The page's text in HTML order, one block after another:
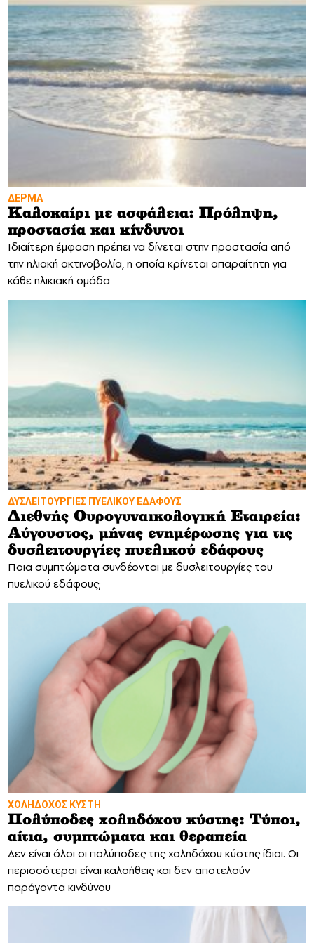
ΔΕΡΜΑ
Καλοκαίρι με ασφάλεια: Πρόληψη,
προστασία και κίνδυνοι
Ιδιαίτερη έμφαση πρέπει να δίνεται στην προστασία από
την ηλιακή ακτινοβολία, η οποία κρίνεται απαραίτητη για
κάθε ηλικιακή ομάδα
ΔΥΣΛΕΙΤΟΥΡΓΙΕΣ ΠΥΕΛΙΚΟΥ ΕΔΑΦΟΥΣ
Διεθνής Ουρογυναικολογική Εταιρεία:
Αύγουστος, μήνας ενημέρωσης για τις
δυσλειτουργίες πυελικού εδάφους
Ποια συμπτώματα συνδέονται με δυσλειτουργίες του
πυελικού εδάφους;
ΧΟΛΗΔΟΧΟΣ ΚΥΣΤΗ
Πολύποδες χοληδόχου κύστης: Τύποι,
αίτια, συμπτώματα και θεραπεία
Δεν είναι όλοι οι πολύποδες της χοληδόχου κύστης ίδιοι. Οι
περισσότεροι είναι καλοήθεις και δεν αποτελούν
παράγοντα κινδύνου